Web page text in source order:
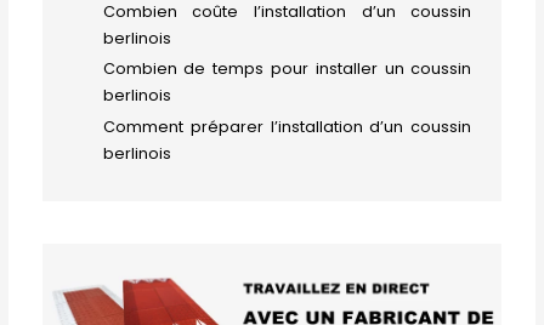
Combien coûte l’installation d’un coussin
berlinois
Combien de temps pour installer un coussin
berlinois
Comment préparer l’installation d’un coussin
berlinois